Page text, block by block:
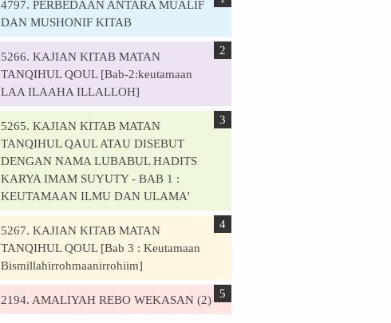
4797. PERBEDAAN ANTARA MUALIF
DAN MUSHONIF KITAB
5266. KAJIAN KITAB MATAN
TANQIHUL QOUL [Bab-2:keutamaan
LAA ILAAHA ILLALLOH]
5265. KAJIAN KITAB MATAN
TANQIHUL QAUL ATAU DISEBUT
DENGAN NAMA LUBABUL HADITS
KARYA IMAM SUYUTY - BAB 1 :
KEUTAMAAN ILMU DAN ULAMA'
5267. KAJIAN KITAB MATAN
TANQIHUL QOUL [Bab 3 : Keutamaan
Bismillahirrohmaanirrohiim]
2194. AMALIYAH REBO WEKASAN (2)